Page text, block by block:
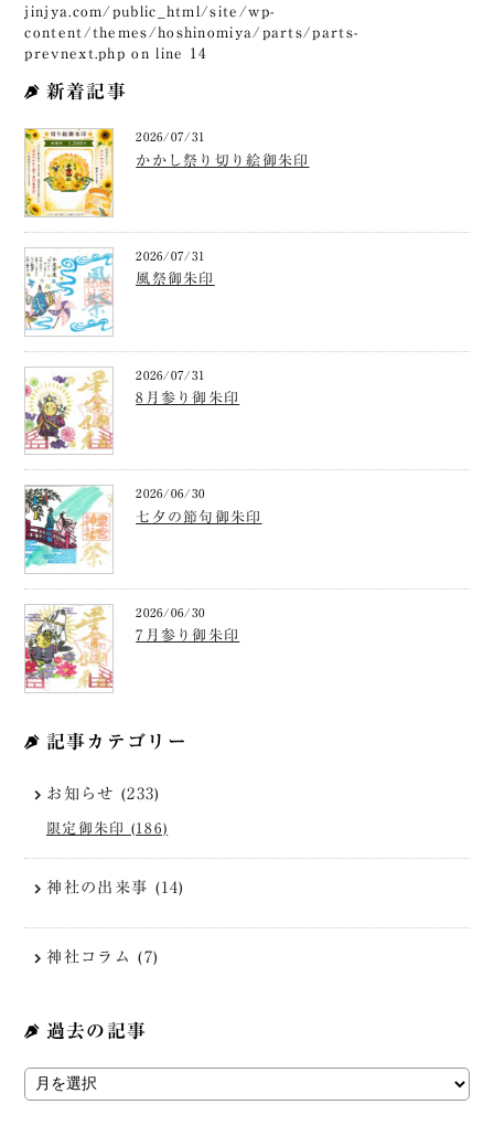
jinjya.com/public_html/site/wp-
content/themes/hoshinomiya/parts/parts-
prevnext.php on line 14
新着記事
2026/07/31
かかし祭り切り絵御朱印
2026/07/31
風祭御朱印
2026/07/31
8月参り御朱印
2026/06/30
七夕の節句御朱印
2026/06/30
7月参り御朱印
記事カテゴリー
お知らせ (233)
限定御朱印 (186)
神社の出来事 (14)
神社コラム (7)
過去の記事